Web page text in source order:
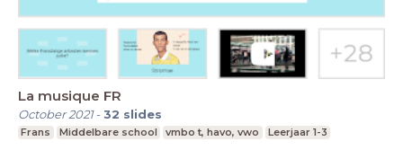
La musique FR
October 2021-32 slides
Frans Middelbare school vmbo t, havo, vwo Leerjaar 1-3